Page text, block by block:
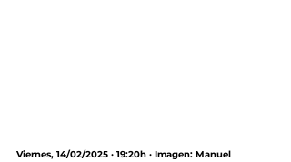
Viernes, 14/02/2025 · 19:20h · Imagen: Manuel